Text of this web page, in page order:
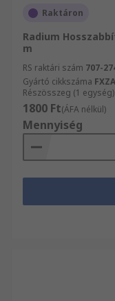
Raktáron
Radium
m
RS raktári szám 707-
Gyártó cikkszáma
Részösszeg (1 egység)
1800 Ft(ÁFA nélkül)
Mennyiség